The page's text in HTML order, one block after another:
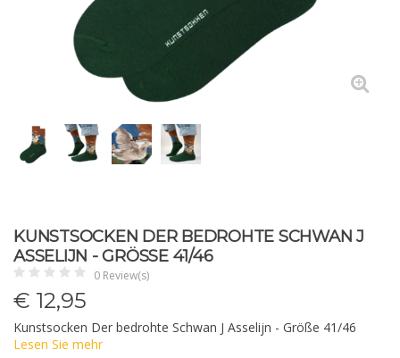
KUNSTSOCKEN DER BEDROHTE SCHWAN J
ASSELIJN - GRÖSSE 41/46
0 Review(s)
€ 12,95
Kunstsocken Der bedrohte Schwan J Asselijn - Größe 41/46
Lesen Sie mehr